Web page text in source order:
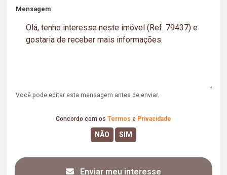
Mensagem
Você pode editar esta mensagem antes de enviar.
Concordo com os Termos e Privacidade
Enviar meu interesse